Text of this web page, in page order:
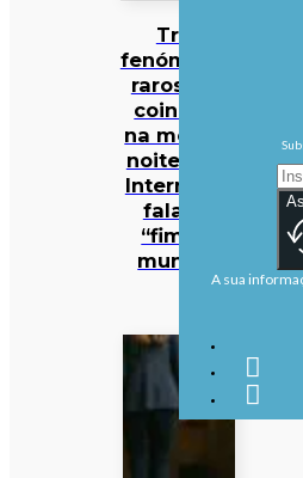
Três
fenómenos
raros vão
coincidir
na mesma
noite… e a
Internet já
fala no
“fim do
mundo”
A sua